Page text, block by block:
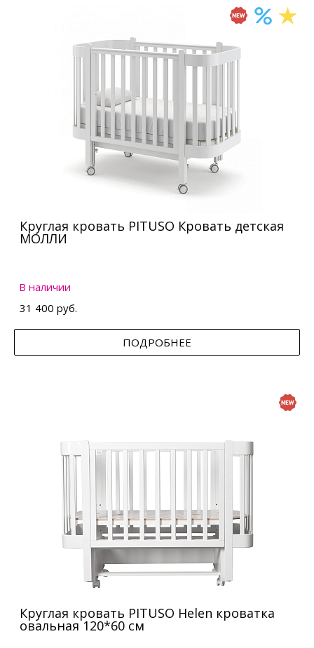
Круглая кровать PITUSO Кровать детская
МОЛЛИ
В наличии
31 400 руб.
ПОДРОБНЕЕ
Круглая кровать PITUSO Helen кроватка
овальная 120*60 см